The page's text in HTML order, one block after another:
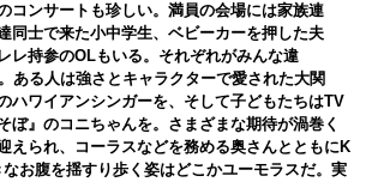
コンサートも珍しい。満員の会場には家族連
同士で来た小中学生、ベビーカーを押した夫
レ持参のOLもいる。それぞれがみんな違
ある人は強さとキャラクターで愛された大関
ハワイアンシンガーを、そして子どもたちはTV
ぼ』のコニちゃんを。さまざまな期待が渦巻く
えられ、コーラスなどを務める奥さんとともにK
お腹を揺すり歩く姿はどこかユーモラスだ。実